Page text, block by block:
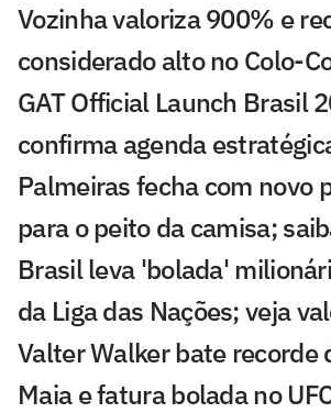
Vozinha valoriza 900% e
considerado alto no Colo-
GAT Official Launch Brasil
confirma agenda
Palmeiras fecha com novo
para o peito da camisa;
Brasil leva 'bolada'
da Liga das Nações; veja
Valter Walker bate recorde
Maia e fatura bolada no